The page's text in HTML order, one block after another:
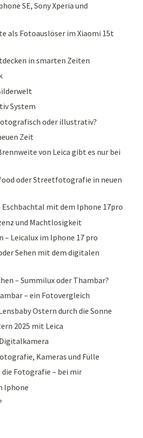
SE, Sony Xperia und
als Fotoauslöser im Xiaomi 15t
in smarten Zeiten
System
oder illustrativ?
Zeit
von Leica gibt es nur bei
oder Streetfotografie in neuen
mit dem Iphone 17pro
und Machtlosigkeit
– Leicalux im Iphone 17 pro
Sehen mit dem digitalen
– Summilux oder Thambar?
– ein Fotovergleich
Ostern durch die Sonne
2025 mit Leica
Kameras und Fülle
die Fotografie – bei mir
Iphone